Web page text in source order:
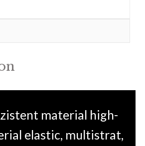
15.6'
material high-
elastic, multistrat,